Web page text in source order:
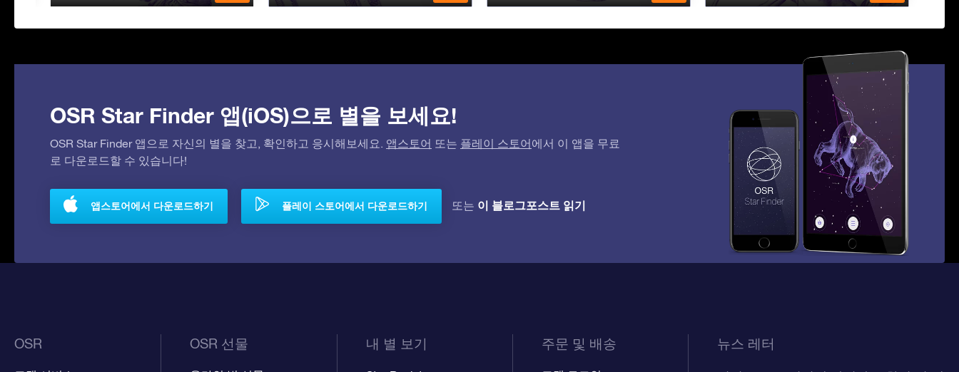
OSR Star Finder 앱(iOS)으로 별을 보세요!
OSR Star Finder 앱으로 자신의 별을 찾고, 확인하고 응시해보세요. 앱스토어 또는 플레이 스토어에서 이 앱을 무료
로 다운로드할 수 있습니다!
앱스토어에서 다운로드하기 플레이 스토어에서 다운로드하기 또는 이 블로그포스트 읽기
OSR OSR 선물 내 별 보기 주문 및 배송 뉴스 레터